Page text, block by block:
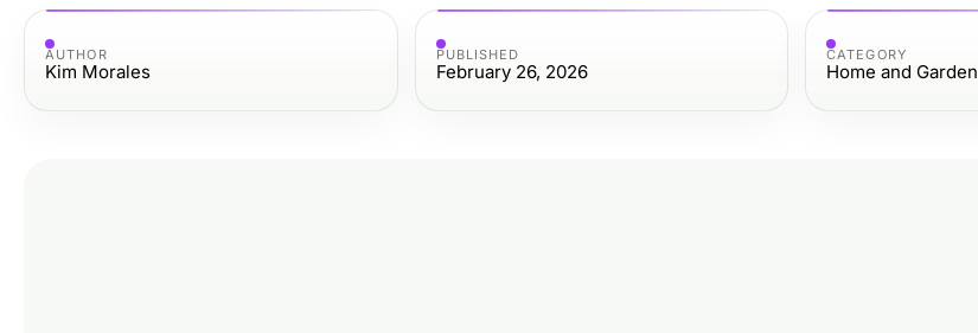
AUTHOR
Kim Morales
PUBLISHED
February 26, 2026
CATEGORY
Home and Garden